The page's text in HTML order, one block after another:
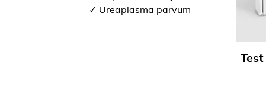
✓ Ureaplasma parvum